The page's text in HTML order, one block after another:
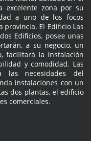
excelente zona por su
a uno de los focos
El Edificio Las
Edificios, posee unas
a su negocio, un
facilitará la instalación
y comodidad. Las
las necesidades del
instalaciones con un
dos plantas, el edificio
comerciales.